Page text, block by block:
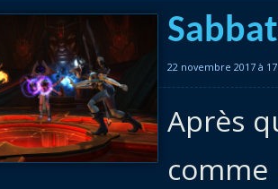
Races
alliées
des îles
22 novembre 2017 à
Après